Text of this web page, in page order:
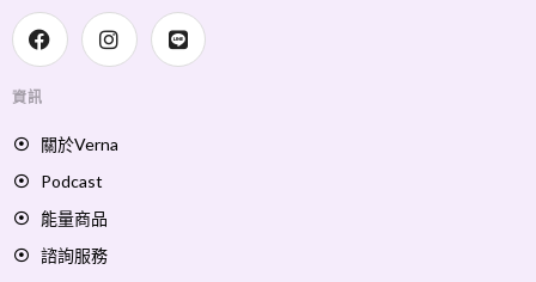
資訊
關於Verna
Podcast
能量商品
諮詢服務